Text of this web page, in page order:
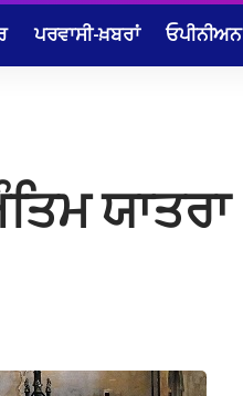
ਪਰਵਾਸੀ-ਖ਼ਬਰਾਂ ਓਪੀਨੀਅਨ
ਯਾਤਰਾ